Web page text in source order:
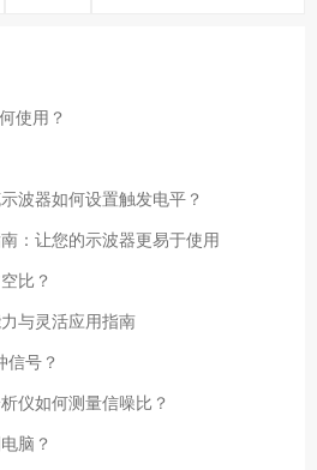
使用？
波器如何设置触发电平？
：让您的示波器更易于使用
比？
与灵活应用指南
号？
仪如何测量信噪比？
脑？